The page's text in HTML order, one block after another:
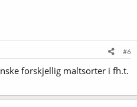
#6
forskjellig maltsorter i fh.t.